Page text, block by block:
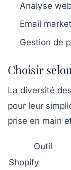
Analyse
Email
Gestion de
Choisir
La diversité
pour leur
prise en main
Outil
Shopify